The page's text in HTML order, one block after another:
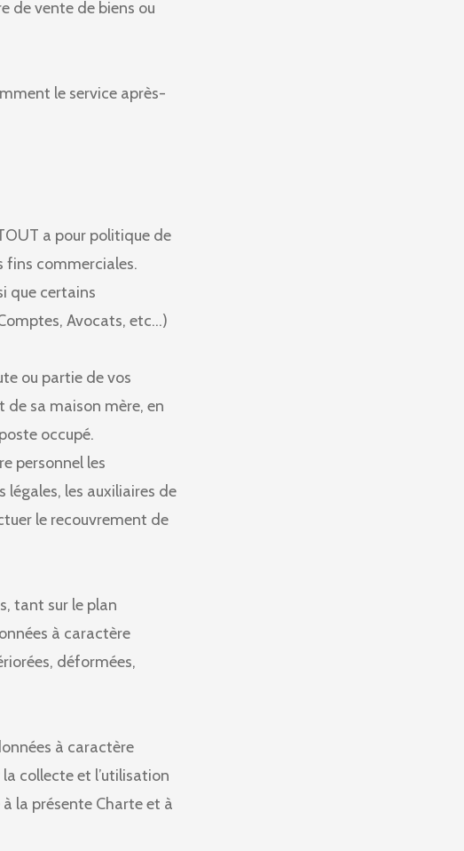
de vente de biens ou
le service après-
a pour politique de
fins commerciales.
que certains
Avocats, etc…)
ou partie de vos
de sa maison mère, en
occupé.
personnel les
les auxiliaires de
le recouvrement de
tant sur le plan
à caractère
déformées,
à caractère
collecte et l’utilisation
la présente Charte et à